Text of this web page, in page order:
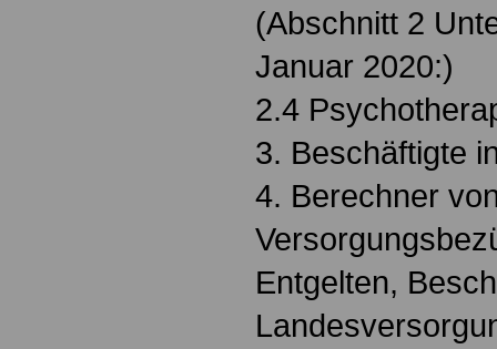
(Abschnitt 2
Januar 2020:)
2.4
3. Beschäftigte
4. Berechner
Entgelten,